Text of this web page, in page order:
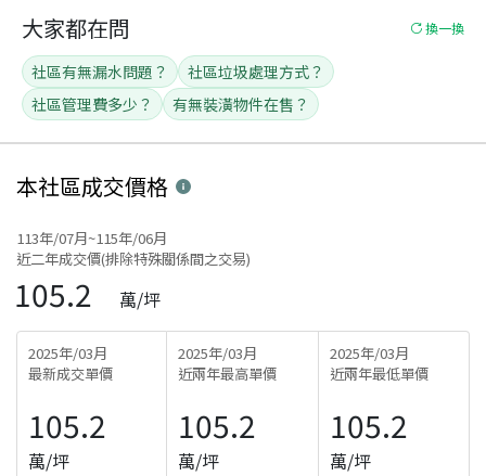
大家都在問 換一換
社區有無漏水問題？
社區垃圾處理方式？
社區管理費多少？
有無裝潢物件在售？
本社區成交價格
113年/07月~115年/06月
近二年成交價(排除特殊關係間之交易)
105.2 萬/坪
2025年/03月
最新成交單價
105.2
萬/坪
2025年/03月
近兩年最高單價
105.2
萬/坪
2025年/03月
近兩年最低單價
105.2
萬/坪